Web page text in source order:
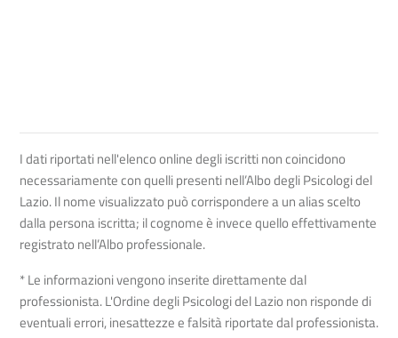
I dati riportati nell'elenco online degli iscritti non coincidono
necessariamente con quelli presenti nell’Albo degli Psicologi del
Lazio. Il nome visualizzato può corrispondere a un alias scelto
dalla persona iscritta; il cognome è invece quello effettivamente
registrato nell’Albo professionale.
* Le informazioni vengono inserite direttamente dal
professionista. L'Ordine degli Psicologi del Lazio non risponde di
eventuali errori, inesattezze e falsità riportate dal professionista.